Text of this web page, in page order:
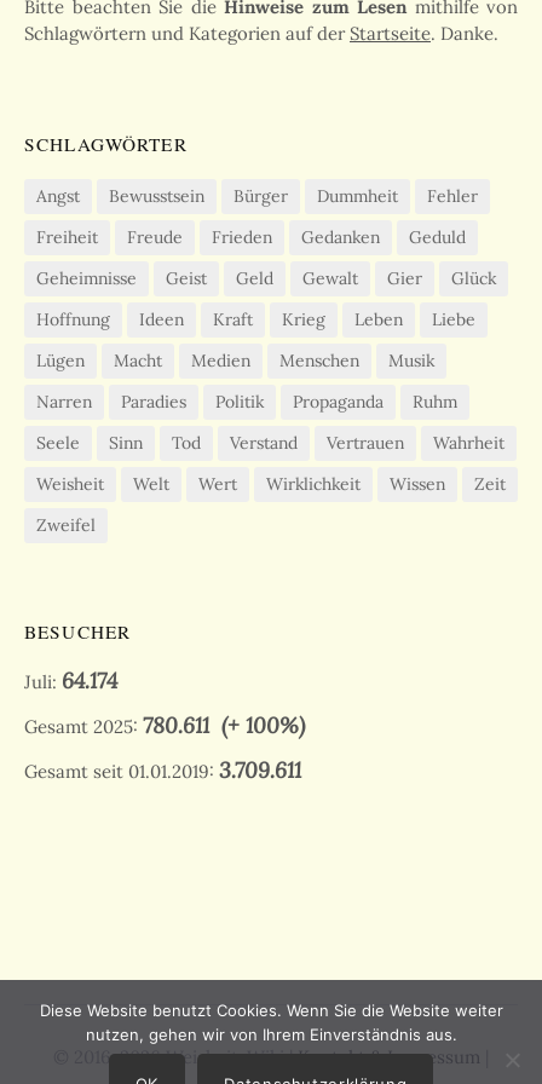
Bitte beachten Sie dieHinweise zum Lesenmithilfe von
Schlagwörtern und Kategorien auf der Startseite. Danke.
SCHLAGWÖRTER
Angst Bewusstsein Bürger Dummheit
Fehler
Freiheit
Freude Frieden Gedanken
Geduld
Geheimnisse
Geist Geld Gewalt Gier
Glück
Hoffnung
Ideen Kraft Krieg Leben
Liebe
Lügen
Macht Medien Menschen
Musik
Narren
Paradies Politik Propaganda
Ruhm
Seele
Sinn Tod Verstand Vertrauen
Wahrheit
Weisheit
Welt Wert Wirklichkeit Wissen
Zeit
Zweifel
BESUCHER
Juli: 64.174
Gesamt 2025: 780.611(+ 100%)
Gesamt seit 01.01.2019: 3.709.611
© 2016-2026 Weisheit-Wiki |Kontakt & Impressum
Diese Website benutzt Cookies. Wenn Sie die Website weiter
nutzen, gehen wir von Ihrem Einverständnis aus.